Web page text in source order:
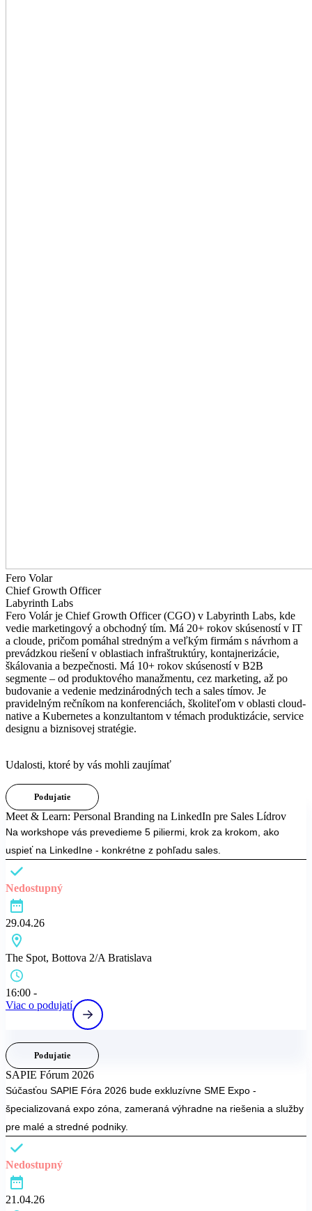
Fero Volar
Chief Growth Officer
Labyrinth Labs
Fero Volár je Chief Growth Officer (CGO) v Labyrinth Labs, kde
vedie marketingový a obchodný tím. Má 20+ rokov skúseností v IT
a cloude, pričom pomáhal stredným a veľkým firmám s návrhom a
prevádzkou riešení v oblastiach infraštruktúry, kontajnerizácie,
škálovania a bezpečnosti. Má 10+ rokov skúseností v B2B
segmente – od produktového manažmentu, cez marketing, až po
budovanie a vedenie medzinárodných tech a sales tímov. Je
pravidelným rečníkom na konferenciách, školiteľom v oblasti cloud-
native a Kubernetes a konzultantom v témach produktizácie, service
designu a biznisovej stratégie.
Udalosti, ktoré by vás mohli zaujímať
Podujatie
Meet & Learn: Personal Branding na LinkedIn pre Sales Lídrov
Na workshope vás prevedieme 5 piliermi, krok za krokom, ako
uspieť na LinkedIne - konkrétne z pohľadu sales.
Nedostupný
29.04.26
The Spot, Bottova 2/A Bratislava
16:00 -
Viac o podujatí
Podujatie
SAPIE Fórum 2026
Súčasťou SAPIE Fóra 2026 bude exkluzívne SME Expo -
špecializovaná expo zóna, zameraná výhradne na riešenia a služby
pre malé a stredné podniky.
Nedostupný
21.04.26